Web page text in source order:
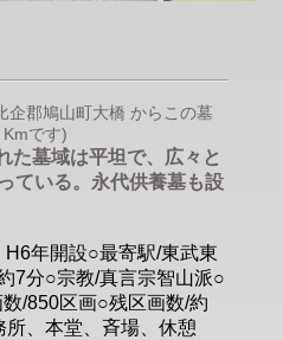
郡鳩山町大橋 からこの墓
です)
た墓域は平坦で、広々と
ている。永代供養墓も設
年開設○最寄駅/東武東
7分○宗教/真言宗智山派○
/850区画○残区画数/約
、本堂、斉場、休憩